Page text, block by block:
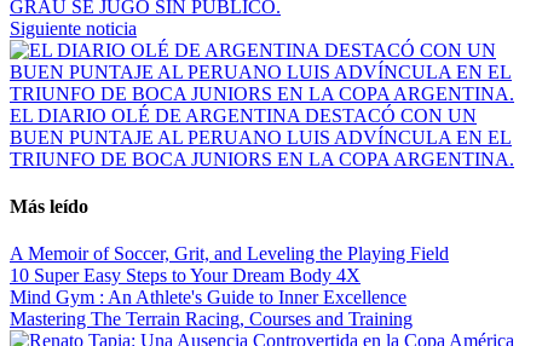
GRAU SE JUGÓ SIN PÚBLICO.
Siguiente noticia
EL DIARIO OLÉ DE ARGENTINA DESTACÓ CON UN
BUEN PUNTAJE AL PERUANO LUIS ADVÍNCULA EN EL
TRIUNFO DE BOCA JUNIORS EN LA COPA ARGENTINA.
Más leído
A Memoir of Soccer, Grit, and Leveling the Playing Field
10 Super Easy Steps to Your Dream Body 4X
Mind Gym : An Athlete's Guide to Inner Excellence
Mastering The Terrain Racing, Courses and Training